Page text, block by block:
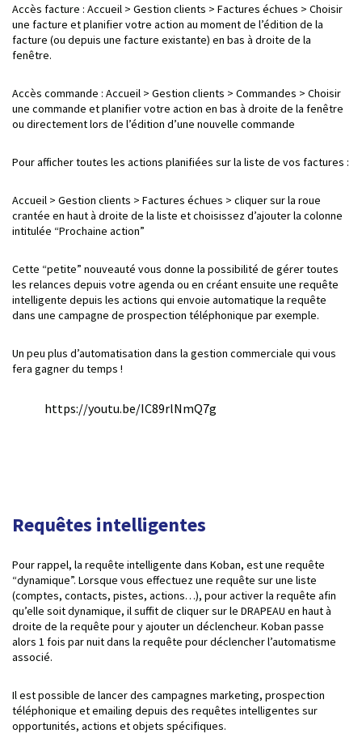
Accès facture : Accueil > Gestion clients > Factures échues > Choisir
une facture et planifier votre action au moment de l’édition de la
facture (ou depuis une facture existante) en bas à droite de la
fenêtre.
Accès commande : Accueil > Gestion clients > Commandes > Choisir
une commande et planifier votre action en bas à droite de la fenêtre
ou directement lors de l’édition d’une nouvelle commande
Pour afficher toutes les actions planifiées sur la liste de vos factures :
Accueil > Gestion clients > Factures échues > cliquer sur la roue
crantée en haut à droite de la liste et choisissez d’ajouter la colonne
intitulée “Prochaine action”
Cette “petite” nouveauté vous donne la possibilité de gérer toutes
les relances depuis votre agenda ou en créant ensuite une requête
intelligente depuis les actions qui envoie automatique la requête
dans une campagne de prospection téléphonique par exemple.
Un peu plus d’automatisation dans la gestion commerciale qui vous
fera gagner du temps !
https://youtu.be/IC89rlNmQ7g
Requêtes intelligentes
Pour rappel, la requête intelligente dans Koban, est une requête
“dynamique”. Lorsque vous effectuez une requête sur une liste
(comptes, contacts, pistes, actions…), pour activer la requête afin
qu’elle soit dynamique, il suffit de cliquer sur le DRAPEAU en haut à
droite de la requête pour y ajouter un déclencheur. Koban passe
alors 1 fois par nuit dans la requête pour déclencher l’automatisme
associé.
Il est possible de lancer des campagnes marketing, prospection
téléphonique et emailing depuis des requêtes intelligentes sur
opportunités, actions et objets spécifiques.